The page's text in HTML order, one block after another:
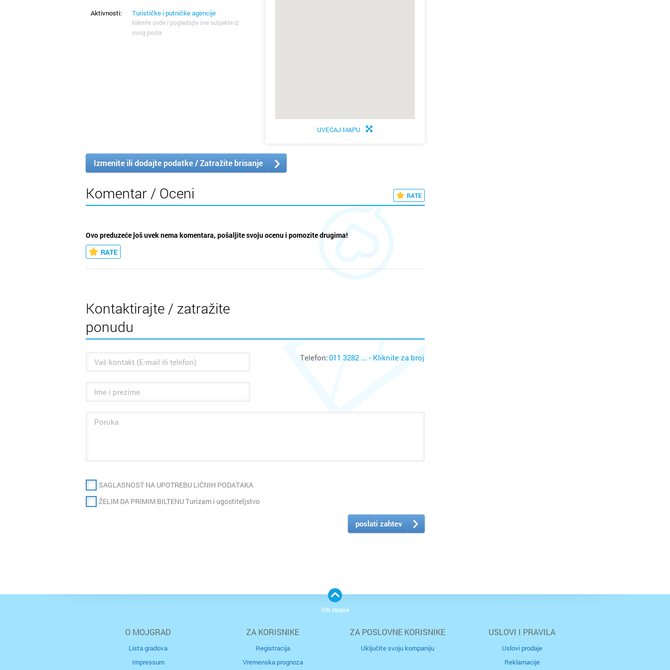
Aktivnosti: Turističke i putničke agencije
kliknite ovde i pogledajte sve subjekte iz
ovog posla
UVEĆAJ MAPU
Izmenite ili dodajte podatke / Zatražite brisanje
Komentar / Oceni RATE
Ovo preduzeće još uvek nema komentara, pošaljite svoju ocenu i pomozite drugima!
RATE
Kontaktirajte / zatražite
ponudu
Telefon:011 3282 ... - Kliknite za broj
SAGLASNOST NA UPOTREBU LIČNIH PODATAKA
ŽELIM DA PRIMIM BILTENU Turizam i ugostiteljstvo
poslati zahtev
O MOJGRAD
Lista gradova
Impressum
ZA KORISNIKE
Registracija
Vremenska prognoza
ZA POSLOVNE KORISNIKE
Uključite svoju kompaniju
USLOVI I PRAVILA
Uslovi prodaje
Reklamacije
Vrh strane